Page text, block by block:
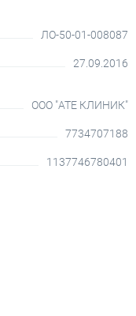
ЛО-50-01-008087
27.09.2016
ООО "АТЕ КЛИНИК"
7734707188
1137746780401